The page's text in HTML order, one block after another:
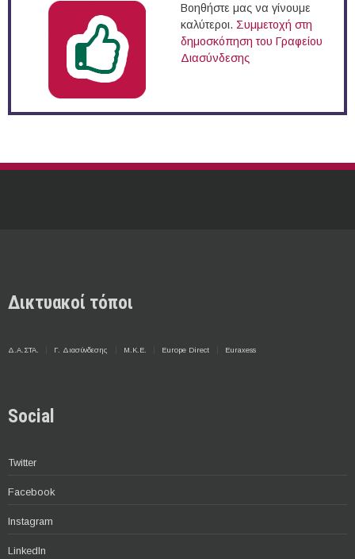
Βοηθήστε μας να γίνουμε
καλύτεροι. Συμμετοχή στη
δημοσκόπηση του Γραφείου
Διασύνδεσης
Δικτυακοί τόποι
Δ.Α.ΣΤΑ. Γ. Διασύνδεσης Μ.Κ.Ε. Europe Direct Euraxess
Social
Twitter
Facebook
Instagram
LinkedIn